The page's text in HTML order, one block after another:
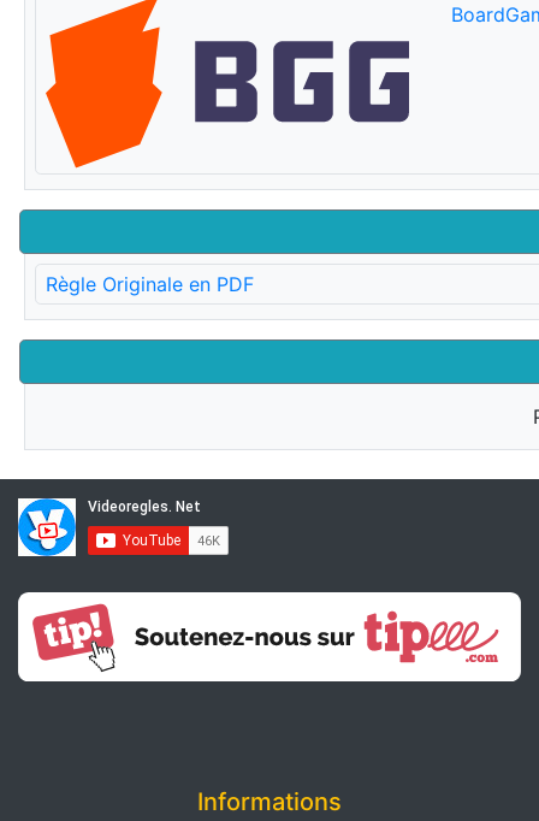
Règle Originale en PDF
Informations